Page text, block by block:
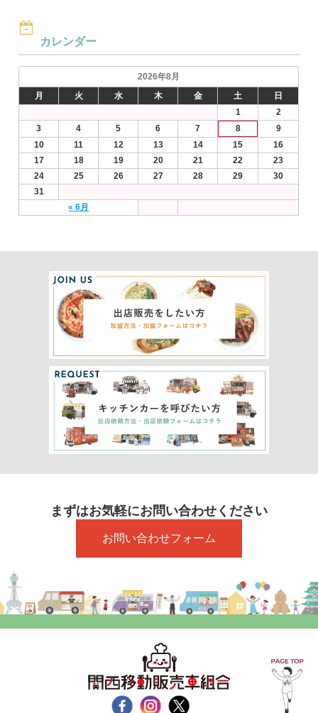
カレンダー
2026年8月
月
火 水 木 金 土 日
« 6月
1
2
3
4 5 6 7 8
9
10
11 12 13 14 15
16
17
18 19 20 21 22
23
24
25 26 27 28 29
30
31
まずはお気軽にお問い合わせください
お問い合わせフォーム